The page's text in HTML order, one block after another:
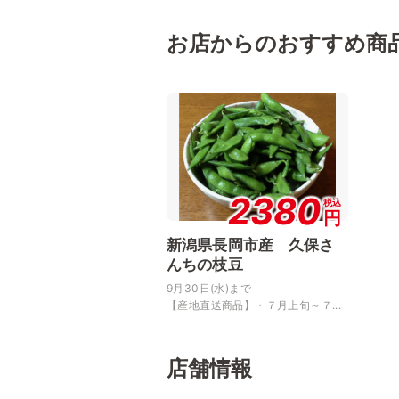
お店からのおすすめ商
2380税込
円
新潟県長岡市産 久保さ
んちの枝豆
9月30日(水)まで
【産地直送商品】・７月上旬～７...
店舗情報